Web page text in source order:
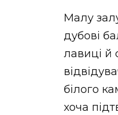
Малу
дубові
лавиці й
білого
хоча